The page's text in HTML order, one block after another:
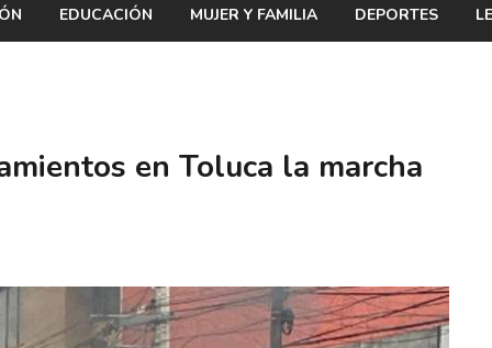
EDUCACIÓN MUJER Y FAMILIA DEPORTES
en Toluca la marcha